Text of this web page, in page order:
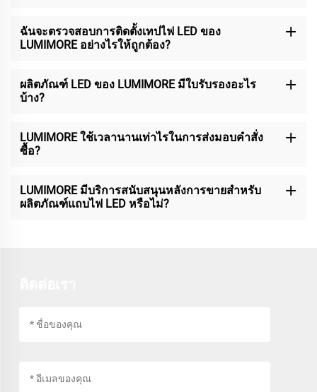
ฉันจะตรวจสอบการติดตั้งเทปไฟ LED ของ
LUMIMORE อย่างไรให้ถูกต้อง?
ผลิตภัณฑ์ LED ของ LUMIMORE มีใบรับรองอะไร
บ้าง?
LUMIMORE ใช้เวลานานเท่าไรในการส่งมอบคำสั่ง
ซื้อ?
LUMIMORE มีบริการสนับสนุนหลังการขายสำหรับ
ผลิตภัณฑ์แถบไฟ LED หรือไม่?